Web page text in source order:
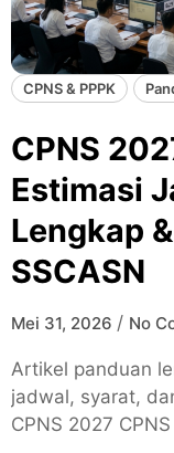
CPNS & PPPK
CPNS
Estimasi
Lengkap
SSCASN
Mei 31, 2026 / No
Artikel panduan
jadwal, syarat,
CPNS 2027